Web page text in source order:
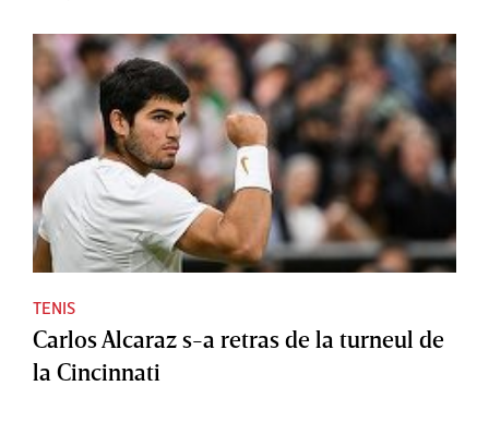
TENIS
Carlos Alcaraz s-a retras de la turneul de
la Cincinnati